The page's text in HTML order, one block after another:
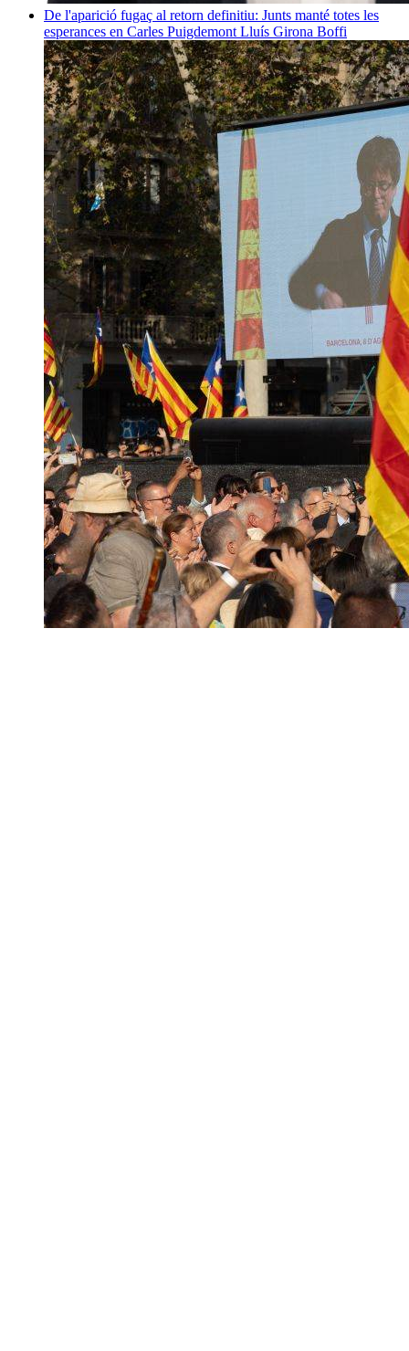
De l'aparició fugaç al retorn definitiu: Junts manté totes les
esperances en Carles Puigdemont Lluís Girona Boffi